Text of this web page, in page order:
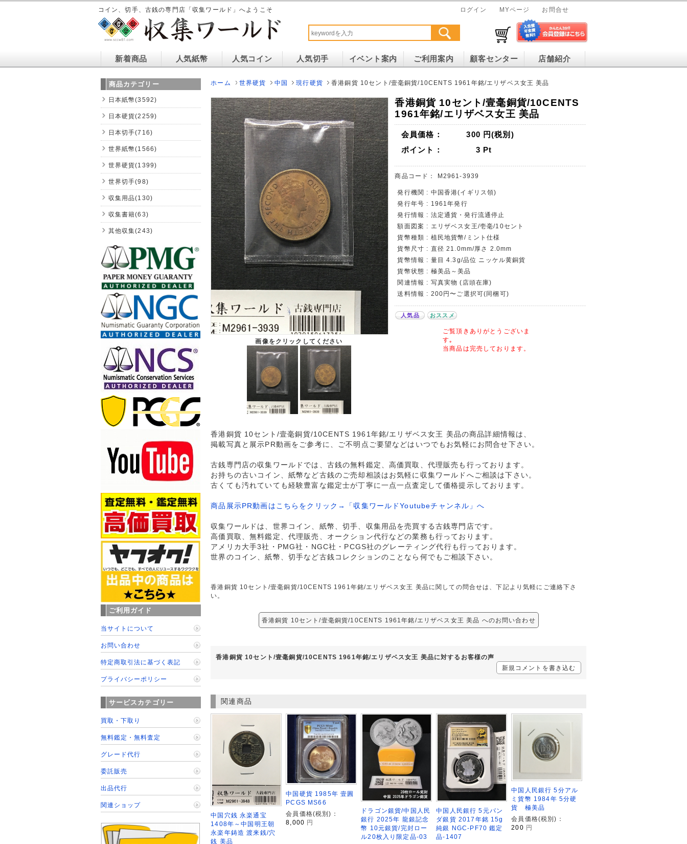
コイン、切手、古銭の専門店「収集ワールド」へようこそ ログイン MYページ お問合せ
新着商品 人気紙幣 人気コイン 人気切手 イベント案内 ご利用案内 顧客センター 店舗紹介
ホーム 世界硬貨 中国 現行硬貨 香港銅貨 10セント/壹毫銅貨/10CENTS 1961年銘/エリザベス女王 美品
画像をクリックしてください
香港銅貨 10セント/壹毫銅貨/10CENTS
1961年銘/エリザベス女王 美品
会員価格： 300 円(税別)
ポイント：
3 Pt
商品コード： M2961-3939
発行機関 : 中国香港(イギリス領)
発行年号 : 1961年発行
発行情報 : 法定通貨・発行流通停止
額面図案 : エリザベス女王/壱毫/10セント
貨幣種類 : 植民地貨幣/ミント仕様
貨幣尺寸 : 直径 21.0mm/厚さ 2.0mm
貨幣情報 : 量目 4.3g/品位 ニッケル黄銅貨
貨幣状態 : 極美品～美品
関連情報 : 写真実物 (店頭在庫)
送料情報 : 200円〜ご選択可(同梱可)
人気品 おススメ
ご覧頂きありがとうございま
す｡
当商品は完売しております。
香港銅貨 10セント/壹毫銅貨/10CENTS 1961年銘/エリザベス女王 美品の商品詳細情報は、
掲載写真と展示PR動画をご参考に、ご不明点ご要望などはいつでもお気軽にお問合せ下さい。
古銭専門店の収集ワールドでは、古銭の無料鑑定、高価買取、代理販売も行っております。
お持ちの古いコイン、紙幣など古銭のご売却相談はお気軽に収集ワールドへご相談は下さい。
古くても汚れていても経験豊富な鑑定士が丁寧に一点一点査定して価格提示しております。
商品展示PR動画はこちらをクリック→「収集ワールドYoutubeチャンネル」へ
収集ワールドは、世界コイン、紙幣、切手、収集用品を売買する古銭専門店です。
高価買取、無料鑑定、代理販売、オークション代行などの業務も行っております。
アメリカ大手3社・PMG社・NGC社・PCGS社のグレーティング代行も行っております。
世界のコイン、紙幣、切手など古銭コレクションのことなら何でもご相談下さい。
香港銅貨 10セント/壹毫銅貨/10CENTS 1961年銘/エリザベス女王 美品に関しての問合せは、下記より気軽にご連絡下さ
い。
香港銅貨 10セント/壹毫銅貨/10CENTS 1961年銘/エリザベス女王 美品 へのお問い合わせ
香港銅貨 10セント/壹毫銅貨/10CENTS 1961年銘/エリザベス女王 美品に対するお客様の声
新規コメントを書き込む
関連商品
中国穴銭 永楽通宝
1408年～中国明王朝
永楽年鋳造 渡来銭/穴
銭 美品
中国硬貨 1985年 壹圓
PCGS MS66
会員価格(税別)：
8,000 円
ドラゴン銀貨/中国人民
銀行 2025年 龍銀記念
幣 10元銀貨/完封ロー
ル20枚入り限定品-03
中国人民銀行 5元パン
ダ銀貨 2017年銘 15g
純銀 NGC-PF70 鑑定
品-1407
中国人民銀行 5分アル
ミ貨幣 1984年 5分硬
貨 極美品
会員価格(税別)：
200 円
商品カテゴリー
日本紙幣(3592)
日本硬貨(2259)
日本切手(716)
世界紙幣(1566)
世界硬貨(1399)
世界切手(98)
収集用品(130)
収集書籍(63)
其他収集(243)
ご利用ガイド
当サイトについて
お問い合わせ
特定商取引法に基づく表記
プライバシーポリシー
サービスカテゴリー
買取・下取り
無料鑑定・無料査定
グレード代行
委託販売
出品代行
関連ショップ